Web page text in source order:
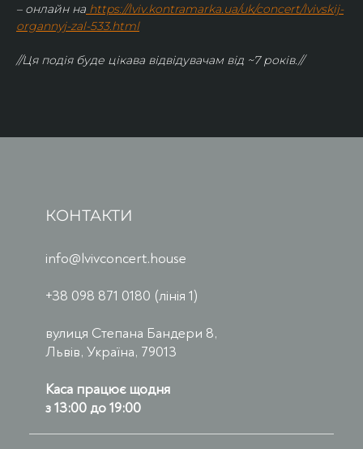
– онлайн на https://lviv.kontramarka.ua/uk/concert/lvivskij-
organnyj-zal-533.html
//Ця подія буде цікава відвідувачам від ~7 років.//
КОНТАКТИ
info@lvivconcert.house
+38 098 871 0180 (лінія 1)
вулиця Степана Бандери 8,
Львів, Україна, 79013
Каса працює щодня
з 13:00 до 19:00